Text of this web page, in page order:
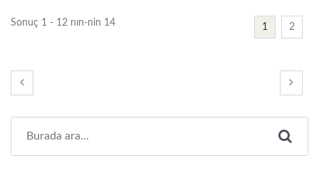
Sonuç 1 - 12 nın-nin 14 1 2